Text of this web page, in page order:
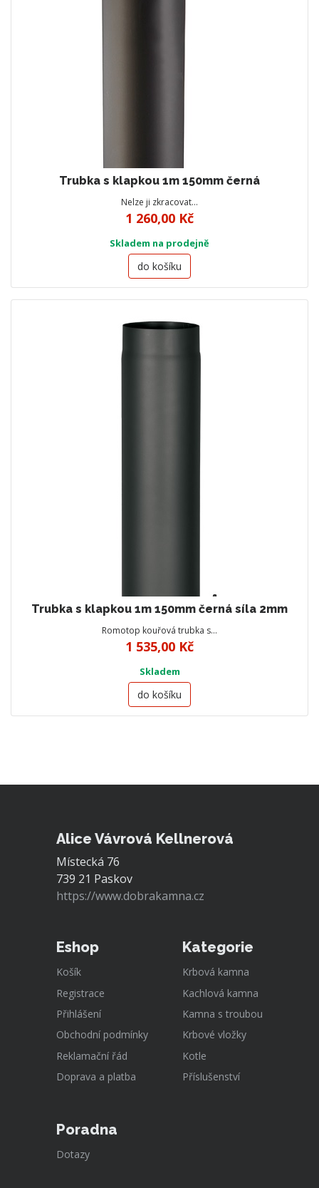
Trubka s klapkou 1m 150mm černá
Nelze ji zkracovat…
1 260,00 Kč
Skladem na prodejně
do košíku
Trubka s klapkou 1m 150mm černá síla 2mm
Romotop kouřová trubka s…
1 535,00 Kč
Skladem
do košíku
Alice Vávrová Kellnerová
Místecká 76
739 21 Paskov
https://www.dobrakamna.cz
Eshop
Košík
Registrace
Přihlášení
Obchodní podmínky
Reklamační řád
Doprava a platba
Kategorie
Krbová kamna
Kachlová kamna
Kamna s troubou
Krbové vložky
Kotle
Příslušenství
Poradna
Dotazy